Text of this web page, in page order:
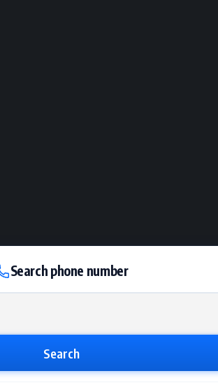
Search phone number
Search